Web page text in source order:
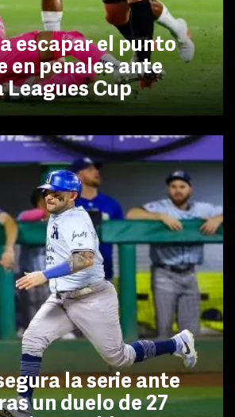
escapar el punto
en penales ante
Leagues Cup
la serie ante
un duelo de 27